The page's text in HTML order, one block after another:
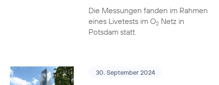
Die Messungen fanden im Rahmen
eines Livetests im O2Netz in
Potsdam statt.
30. September 2024